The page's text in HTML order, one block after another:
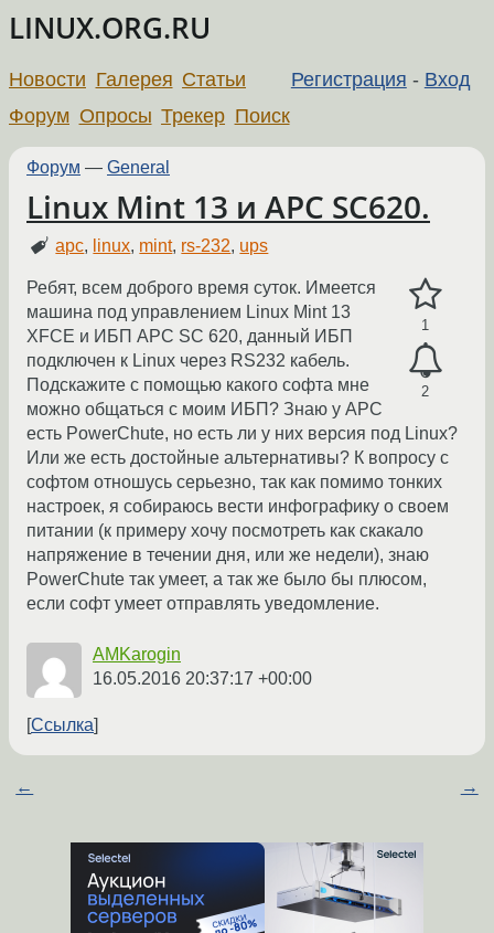
LINUX.ORG.RU
Регистрация - Вход
Новости Галерея Статьи
Форум Опросы Трекер Поиск
Форум — General
Linux Mint 13 и APC SC620.
apc, linux, mint, rs-232, ups
1
2
Ребят, всем доброго время суток. Имеется
машина под управлением Linux Mint 13
XFCE и ИБП APC SC 620, данный ИБП
подключен к Linux через RS232 кабель.
Подскажите с помощью какого софта мне
можно общаться с моим ИБП? Знаю у APC
есть PowerChute, но есть ли у них версия под Linux?
Или же есть достойные альтернативы? К вопросу с
софтом отношусь серьезно, так как помимо тонких
настроек, я собираюсь вести инфографику о своем
питании (к примеру хочу посмотреть как скакало
напряжение в течении дня, или же недели), знаю
PowerChute так умеет, а так же было бы плюсом,
если софт умеет отправлять уведомление.
AMKarogin
16.05.2016 20:37:17 +00:00
Ссылка
← →